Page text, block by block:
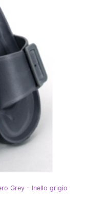
Grey - Inello grigio